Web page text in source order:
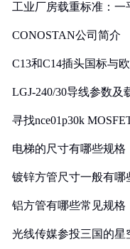
工业厂房载重标准：
CONOSTAN公司简介
C13和C14插头国标与
LGJ-240/30导线参数及
寻找nce01p30k
电梯的尺寸有哪些规格
镀锌方管尺寸一般有哪
铝方管有哪些常见规格
光线传媒参投三国的星